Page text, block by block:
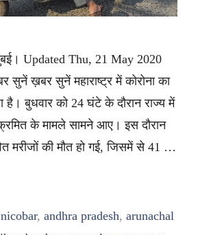
Updated Thu, 21 May 2020
ख़बर सुनें महाराष्ट्र में कोरोना का
है। बुधवार को 24 घंटे के दौरान राज्य में
के मामले सामने आए। इस दौरान
मरीजों की मौत हो गई, जिसमें से 41 …
, andhra pradesh, arunachal